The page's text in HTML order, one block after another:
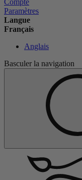
Compte
Paramètres
Langue
Français
Anglais
Basculer la navigation